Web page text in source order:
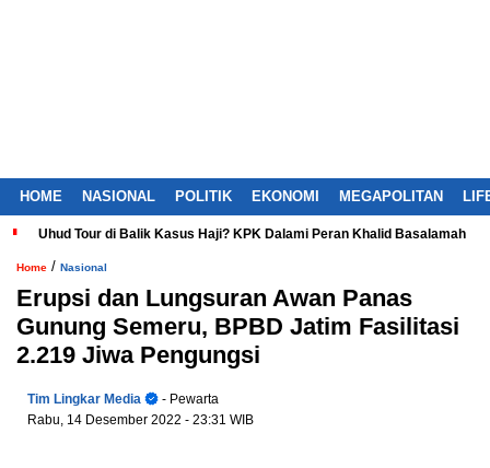
HOME NASIONAL POLITIK EKONOMI MEGAPOLITAN
Uhud Tour di Balik Kasus Haji? KPK Dalami Peran Khalid Basalamah
Home / Nasional
Erupsi dan Lungsuran Awan Panas
Gunung Semeru, BPBD Jatim Fasilitasi
2.219 Jiwa Pengungsi
Tim Lingkar Media
- Pewarta
Rabu, 14 Desember 2022 - 23:31 WIB